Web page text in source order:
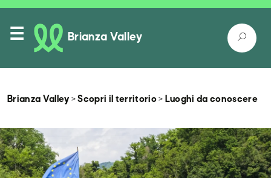
Brianza Valley
Itinerari
Luoghi nella natura
Brianza Valley >Scopri il territorio> Luoghi da conoscere